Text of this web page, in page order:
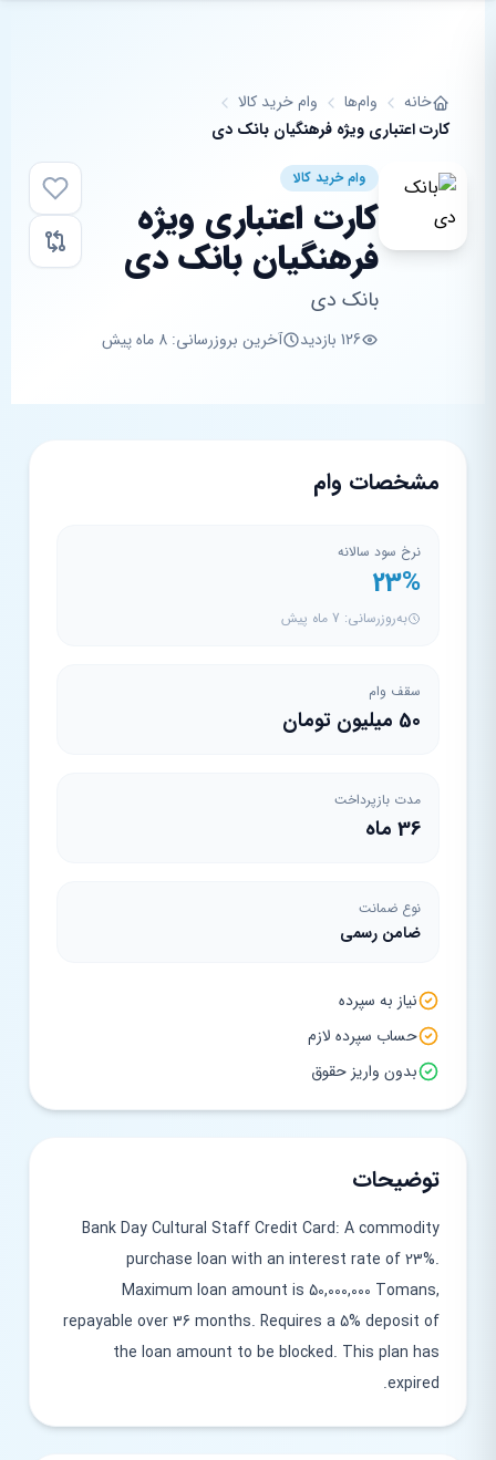
خانه وام‌ها
وام خرید کالا
کارت اعتباری ویژه فرهنگیان بانک دی
وام خرید کالا
کارت اعتباری ویژه
فرهنگیان بانک دی
بانک دی
126 بازدید آخرین بروزرسانی: 8 ماه پیش
مشخصات وام
نرخ سود سالانه
23%
به‌روزرسانی: 7 ماه پیش
سقف وام
50 میلیون تومان
مدت بازپرداخت
36 ماه
نوع ضمانت
ضامن رسمی
نیاز به سپرده
حساب سپرده لازم
بدون واریز حقوق
توضیحات
Bank Day Cultural Staff Credit Card: A commodity
purchase loan with an interest rate of 23%.
Maximum loan amount is 50,000,000 Tomans,
repayable over 36 months. Requires a 5% deposit of
the loan amount to be blocked. This plan has
expired.